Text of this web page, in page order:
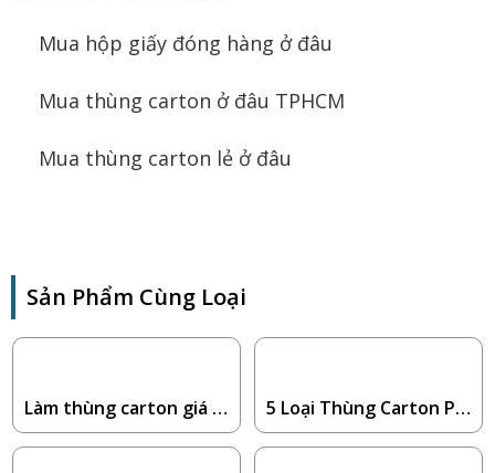
Mua hộp giấy đóng hàng ở đâu
Mua thùng carton ở đâu TPHCM
Mua thùng carton lẻ ở đâu
Sản Phẩm Cùng Loại
Làm thùng carton giá r
ẻ TPHCM
5 Loại Thùng Carton Ph
ù Hợp Cho Shop Bán Hà